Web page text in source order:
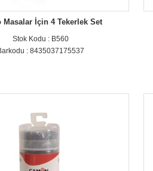
Masalar İçin 4 Tekerlek Set
Stok Kodu : B560
: 8435037175537